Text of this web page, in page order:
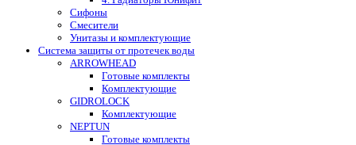
Сифоны
Смесители
Унитазы и комплектующие
Система защиты от протечек воды
ARROWHEAD
Готовые комплекты
Комплектующие
GIDROLOCK
Комплектующие
NEPTUN
Готовые комплекты